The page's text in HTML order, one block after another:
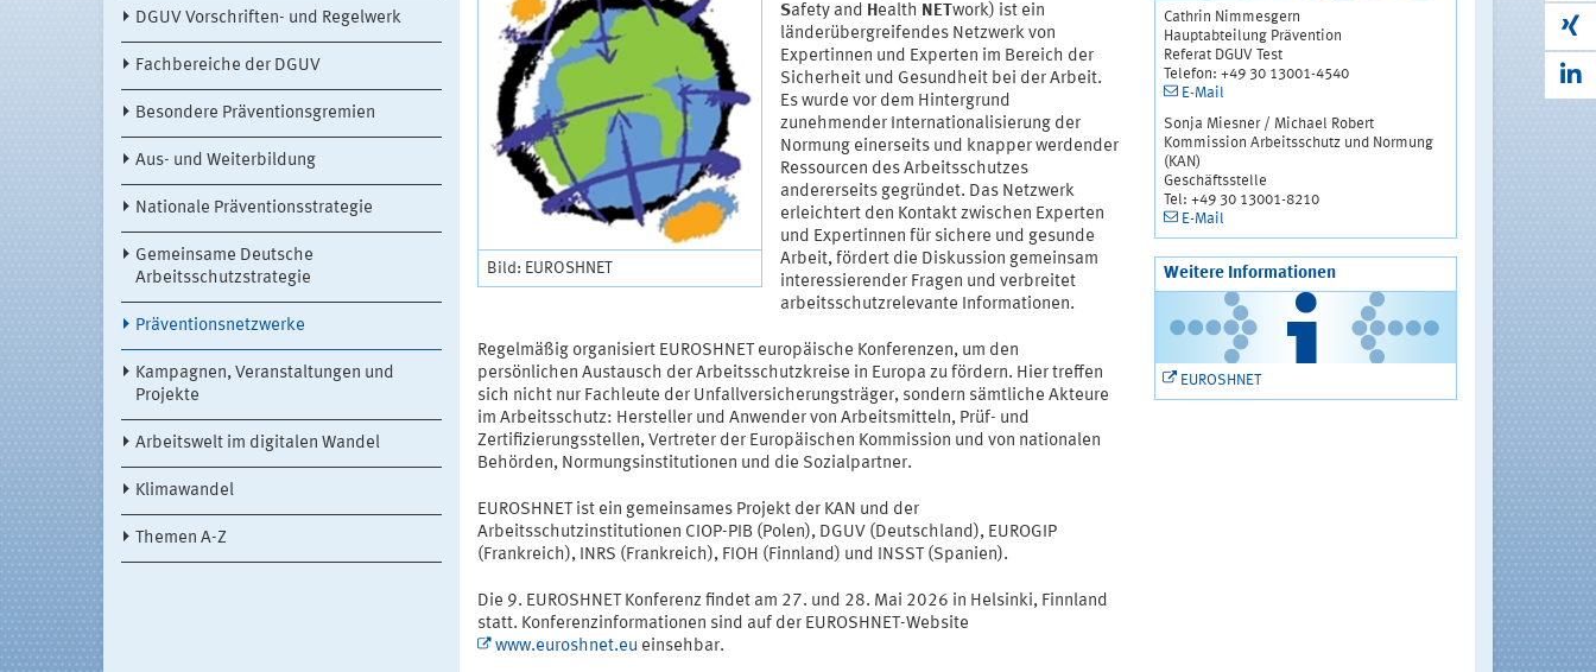
DGUV Vorschriften- und Regelwerk
Fachbereiche der DGUV
Besondere Präventionsgremien
Aus- und Weiterbildung
Nationale Präventionsstrategie
Gemeinsame Deutsche
Arbeitsschutzstrategie
Präventionsnetzwerke
Kampagnen, Veranstaltungen und
Projekte
Arbeitswelt im digitalen Wandel
Klimawandel
Themen A-Z
Bild: EUROSHNET
Safety and Health NET work) ist ein
länderübergreifendes Netzwerk von
Expertinnen und Experten im Bereich der
Sicherheit und Gesundheit bei der Arbeit.
Es wurde vor dem Hintergrund
zunehmender Internationalisierung der
Normung einerseits und knapper werdender
Ressourcen des Arbeitsschutzes
andererseits gegründet. Das Netzwerk
erleichtert den Kontakt zwischen Experten
und Expertinnen für sichere und gesunde
Arbeit, fördert die Diskussion gemeinsam
interessierender Fragen und verbreitet
arbeitsschutzrelevante Informationen.
Regelmäßig organisiert EUROSHNET europäische Konferenzen, um den
persönlichen Austausch der Arbeitsschutzkreise in Europa zu fördern. Hier treffen
sich nicht nur Fachleute der Unfallversicherungsträger, sondern sämtliche Akteure
im Arbeitsschutz: Hersteller und Anwender von Arbeitsmitteln, Prüf- und
Zertifizierungsstellen, Vertreter der Europäischen Kommission und von nationalen
Behörden, Normungsinstitutionen und die Sozialpartner.
EUROSHNET ist ein gemeinsames Projekt der KAN und der
Arbeitsschutzinstitutionen CIOP-PIB (Polen), DGUV (Deutschland), EUROGIP
(Frankreich), INRS (Frankreich), FIOH (Finnland) und INSST (Spanien).
Die 9. EUROSHNET Konferenz findet am 27. und 28. Mai 2026 in Helsinki, Finnland
statt. Konferenzinformationen sind auf der EUROSHNET-Website
www.euroshnet.eu einsehbar.
Cathrin Nimmesgern
Hauptabteilung Prävention
Referat DGUV Test
Telefon: +49 30 13001-4540
E-Mail
Sonja Miesner / Michael Robert
Kommission Arbeitsschutz und Normung
(KAN)
Geschäftsstelle
Tel: +49 30 13001-8210
E-Mail
Weitere Informationen
EUROSHNET